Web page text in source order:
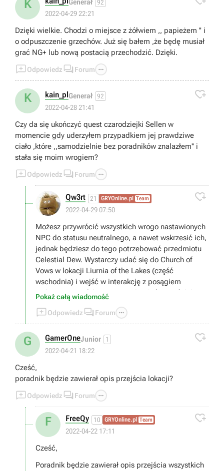
K 92
2022-04-29 22:21
Dzięki wielkie. Chodzi o miejsce z żółwiem ,, papieżem '' i
o odpuszczenie grzechów. Już się bałem ,że będę musiał
grać NG+ lub nową postacią przechodzić. Dzięki.
Odpowiedz  Forum 
K kain_plGenerał 92
2022-04-28 21:41

Czy da się ukończyć quest czarodziejki Sellen w
momencie gdy uderzyłem przypadkiem jej prawdziwe
ciało ,które ,,samodzielnie bez poradników znalazłem'' i
stała się moim wrogiem?
Odpowiedz  Forum 
Qw3rt 21 GRYOnline.pl Team
2022-04-29 07:50

Możesz przywrócić wszystkich wrogo nastawionych
NPC do statusu neutralnego, a nawet wskrzesić ich,
jednak będziesz do tego potrzebować przedmiotu
Celestial Dew. Wystarczy udać się do Church of
Vows w lokacji Liurnia of the Lakes (część
wschodnia) i wejść w interakcję z posągiem
stojącym w wodzie, a następnie użyć wcześniej
wymienionego przedmiotu.
Niestety nie znam polskich nazw, ale na pewno uda
Ci się ogarnąć temat bez tego :)
Pokaż całą wiadomość
Odpowiedz  Forum 
G GamerOneJunior 1
2022-04-21 18:22

Cześć,
poradnik będzie zawierał opis przejścia lokacji?
Odpowiedz  Forum 
F FreeQy 10 GRYOnline.pl Team
2022-04-22 17:11

Cześć,
Poradnik będzie zawierał opis przejścia wszystkich